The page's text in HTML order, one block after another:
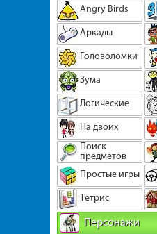
Angry Birds
Аркады
Головоломки
Зума
Логические
На двоих
Поиск
предметов
Простые игры
Тетрис
Персонажи